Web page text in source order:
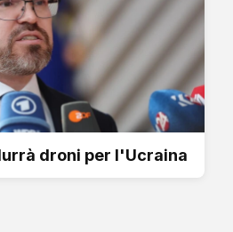
droni per l'Ucraina